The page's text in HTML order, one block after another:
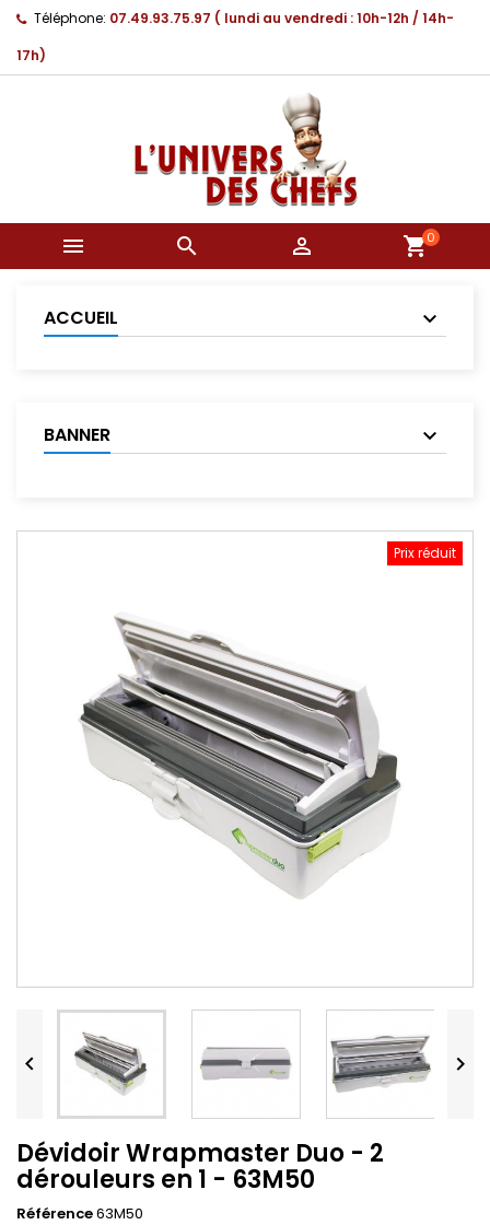
Téléphone: 07.49.93.75.97 ( lundi au vendredi : 10h-12h / 14h-
17h)
   shopping_cart0
ACCUEIL
BANNER
Prix réduit
 
Dévidoir Wrapmaster Duo - 2
dérouleurs en 1 - 63M50
Référence63M50